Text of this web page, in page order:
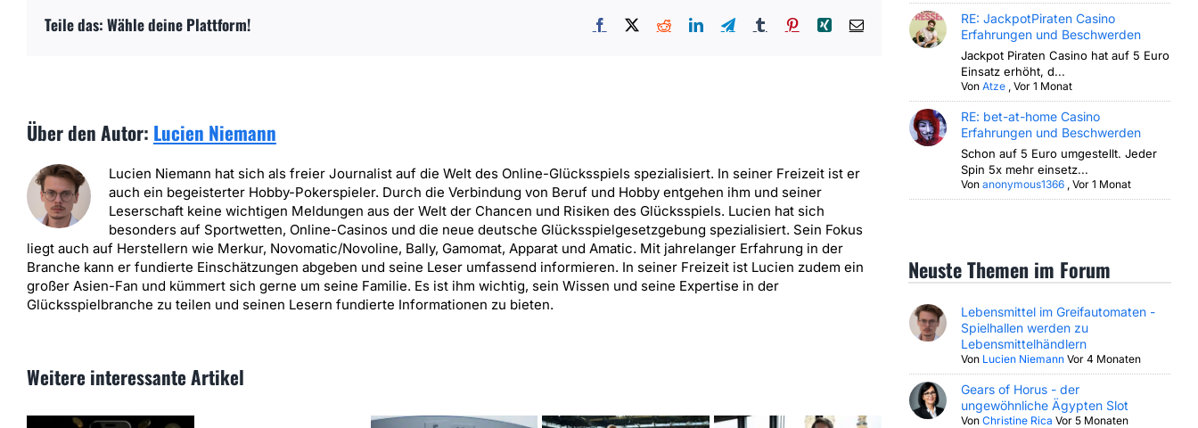
Teile das: Wähle deine Plattform! Facebook
X RedditLinkedInTelegramTumblrPinterestXing E-
Über den Autor: Lucien Niemann
Lucien Niemann hat sich als freier Journalist auf die Welt des Online-Glücksspiels spezialisiert. In seiner Freizeit ist er
auch ein begeisterter Hobby-Pokerspieler. Durch die Verbindung von Beruf und Hobby entgehen ihm und seiner
Leserschaft keine wichtigen Meldungen aus der Welt der Chancen und Risiken des Glücksspiels. Lucien hat sich
besonders auf Sportwetten, Online-Casinos und die neue deutsche Glücksspielgesetzgebung spezialisiert. Sein Fokus
liegt auch auf Herstellern wie Merkur, Novomatic/Novoline, Bally, Gamomat, Apparat und Amatic. Mit jahrelanger Erfahrung in der
Branche kann er fundierte Einschätzungen abgeben und seine Leser umfassend informieren. In seiner Freizeit ist Lucien zudem ein
großer Asien-Fan und kümmert sich gerne um seine Familie. Es ist ihm wichtig, sein Wissen und seine Expertise in der
Glücksspielbranche zu teilen und seinen Lesern fundierte Informationen zu bieten.
Weitere interessante Artikel
RE: JackpotPiraten Casino
Erfahrungen und Beschwerden
Jackpot Piraten Casino hat auf 5 Euro
Einsatz erhöht, d...
VonAtze ,Vor 1 Monat
RE: bet-at-home Casino
Erfahrungen und Beschwerden
Schon auf 5 Euro umgestellt. Jeder
Spin 5x mehr einsetz...
Vonanonymous1366 ,Vor 1 Monat
Neuste Themen im Forum
Lebensmittel im Greifautomaten -
Spielhallen werden zu
Lebensmittelhändlern
Von Lucien Niemann Vor 4 Monaten
Gears of Horus - der
ungewöhnliche Ägypten Slot
VonChristine Rica Vor 5 Monaten